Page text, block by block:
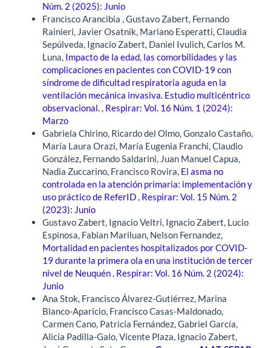
Núm. 2 (2025): Junio
Francisco Arancibia , Gustavo Zabert, Fernando
Rainieri, Javier Osatnik, Mariano Esperatti, Claudia
Sepúlveda, Ignacio Zabert, Daniel Ivulich, Carlos M.
Luna, Impacto de la edad, las comorbilidades y las
complicaciones en pacientes con COVID-19 con
síndrome de dificultad respiratoria aguda en la
ventilación mecánica invasiva. Estudio multicéntrico
observacional., Respirar: Vol. 16 Núm. 1 (2024):
Marzo
Gabriela Chirino, Ricardo del Olmo, Gonzalo Castaño,
María Laura Orazi, María Eugenia Franchi, Claudio
González, Fernando Saldarini, Juan Manuel Capua,
Nadia Zuccarino, Francisco Rovira, El asma no
controlada en la atención primaria: implementación y
uso práctico de ReferID, Respirar: Vol. 15 Núm. 2
(2023): Junio
Gustavo Zabert, Ignacio Veltri, Ignacio Zabert, Lucio
Espinosa, Fabian Mariluan, Nelson Fernandez,
Mortalidad en pacientes hospitalizados por COVID-
19 durante la primera ola en una institución de tercer
nivel de Neuquén, Respirar: Vol. 16 Núm. 2 (2024):
Junio
Ana Stok, Francisco Álvarez-Gutiérrez, Marina
Blanco-Aparicio, Francisco Casas-Maldonado,
Carmen Cano, Patricia Fernández, Gabriel García,
Alicia Padilla-Galo, Vicente Plaza, Ignacio Zabert,